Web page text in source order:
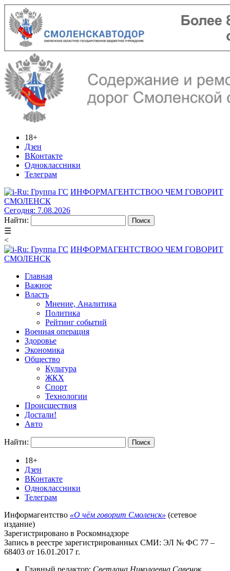
18+
Дзен
ВКонтакте
Одноклассники
Телеграм
ИНФОРМАГЕНТСТВОО ЧЕМ ГОВОРИТ
СМОЛЕНСК
Сегодня: 7.08.2026
Найти:
☰
<
ИНФОРМАГЕНТСТВОО ЧЕМ ГОВОРИТ
СМОЛЕНСК
Главная
Важное
Власть
Мнение, Аналитика
Политика
Рейтинг событий
Военная операция
Здоровье
Экономика
Общество
Культура
ЖКХ
Спорт
Технологии
Происшествия
Достали!
Авто
Найти:
18+
Дзен
ВКонтакте
Одноклассники
Телеграм
Информагентство «О чём говорит Смоленск» (сетевое
издание)
Зарегистрировано в Роскомнадзоре
Запись в реестре зарегистрированных СМИ: ЭЛ № ФС 77 –
68403 от 16.01.2017 г.
Главный редактор: Светлана Николаевна Савенок